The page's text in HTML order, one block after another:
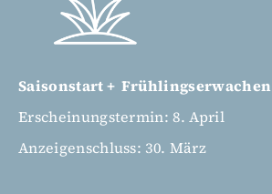
Saisonstart + Frühlingserwachen
Erscheinungstermin: 8. April
Anzeigenschluss: 30. März